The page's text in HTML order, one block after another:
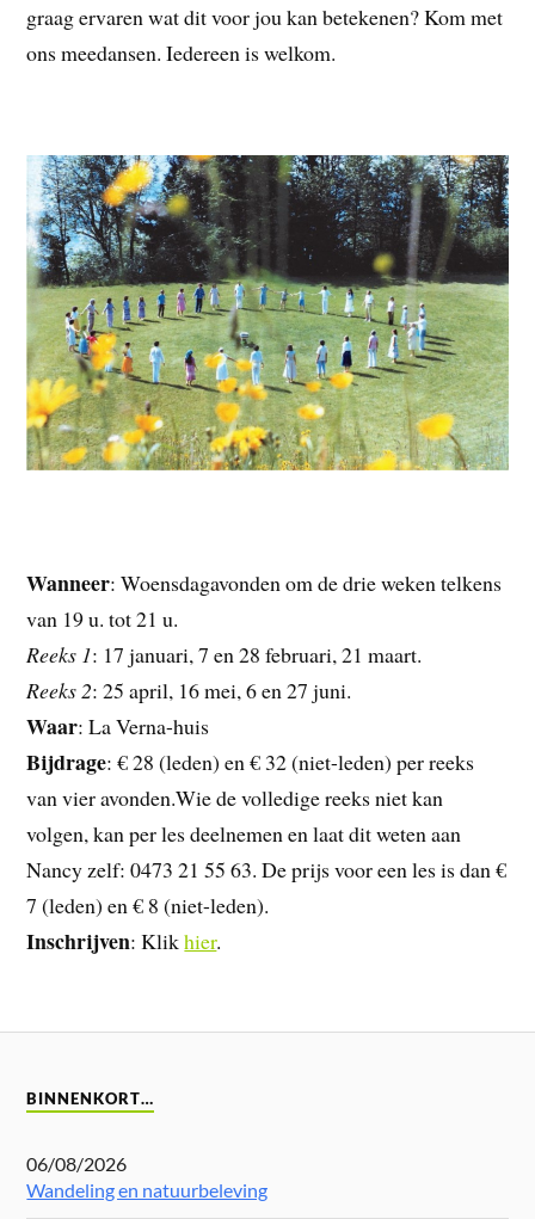
graag ervaren wat dit voor jou kan betekenen? Kom met
ons meedansen. Iedereen is welkom.
Wanneer: Woensdagavonden om de drie weken telkens
van 19 u. tot 21 u.
Reeks 1: 17 januari, 7 en 28 februari, 21 maart.
Reeks 2: 25 april, 16 mei, 6 en 27 juni.
Waar: La Verna-huis
Bijdrage: € 28 (leden) en € 32 (niet-leden) per reeks
van vier avonden.Wie de volledige reeks niet kan
volgen, kan per les deelnemen en laat dit weten aan
Nancy zelf: 0473 21 55 63. De prijs voor een les is dan €
7 (leden) en € 8 (niet-leden).
Inschrijven: Klikhier.
BINNENKORT…
06/08/2026
Wandeling en natuurbeleving